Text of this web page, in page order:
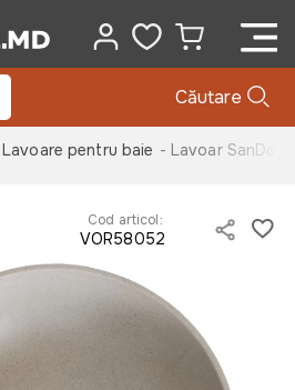
Căutare
pentru baie - Lavoar
Cod articol:
VOR58052